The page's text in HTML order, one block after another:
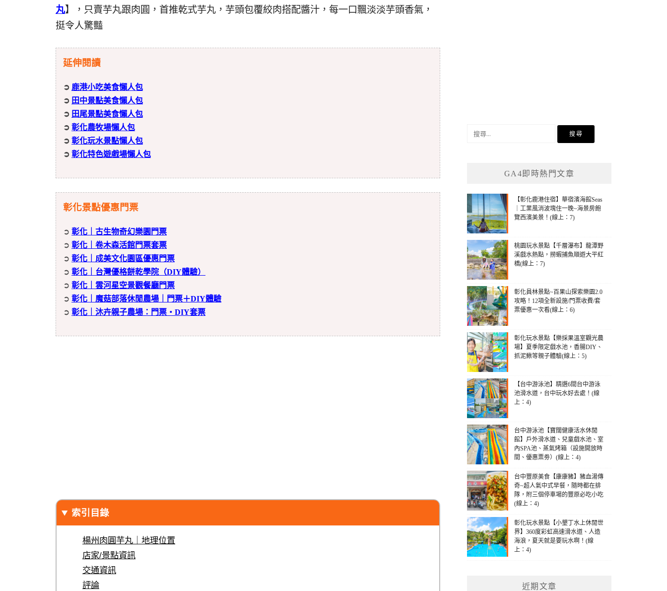
丸】，只賣芋丸跟肉圓，首推乾式芋丸，芋頭包覆絞肉搭配醬汁，每一口飄淡淡芋頭香氣，
挺令人驚豔
延伸閱讀
➲ 鹿港小吃美食懶人包
➲ 田中景點美食懶人包
➲ 田尾景點美食懶人包
➲ 彰化農牧場懶人包
➲ 彰化玩水景點懶人包
➲ 彰化特色遊戲場懶人包
彰化景點優惠門票
➲ 彰化｜古生物奇幻樂園門票
➲ 彰化｜卷木森活館門票套票
➲ 彰化｜成美文化園區優惠門票
➲ 彰化｜台灣優格餅乾學院（DIY體驗）
➲ 彰化｜雲河星空景觀餐廳門票
➲ 彰化｜魔菇部落休閒農場｜門票＋DIY體驗
➲ 彰化｜沐卉親子農場：門票・DIY套票
索引目錄
楊州肉圓芋丸｜地理位置
店家/景點資訊
交通資訊
評論
GA4即時熱門文章
【彰化鹿港住宿】華宿濱海館Seas
｜工業風消波塊住一晚~海景房飽
覽西濱美景！(線上：7)
桃園玩水景點【千層瀑布】龍潭野
溪戲水熱點，撈蝦捕魚順遊大平紅
橋(線上：7)
彰化員林景點~百果山探索樂園2.0
攻略！12項全新設施/門票收費/套
票優惠一次看(線上：6)
彰化玩水景點【樂採果溫室觀光農
場】夏季限定戲水池，香腸DIY、
抓泥鰍等親子體驗(線上：5)
【台中游泳池】精選6間台中游泳
池滑水道，台中玩水好去處！(線
上：4)
台中游泳池【寶闊健康活水休閒
館】戶外滑水道、兒童戲水池、室
內SPA池、蒸氣烤箱（設施開放時
間、優惠票劵）(線上：4)
台中豐原美食【康康豬】豬血湯傳
奇~超人氣中式早餐，隨時都在排
隊，附三個停車場的豐原必吃小吃
(線上：4)
彰化玩水景點【小墾丁水上休閒世
界】360度彩虹高速滑水道、人造
海浪，夏天就是要玩水啊！(線
上：4)
近期文章